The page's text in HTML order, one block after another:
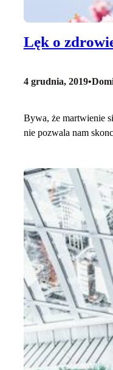
Lęk o
4 grudnia, 2019•
Bywa, że martwienie
nie pozwala nam